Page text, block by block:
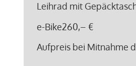
Leihrad mit
e-Bike260,– €
Aufpreis bei Mitnahme